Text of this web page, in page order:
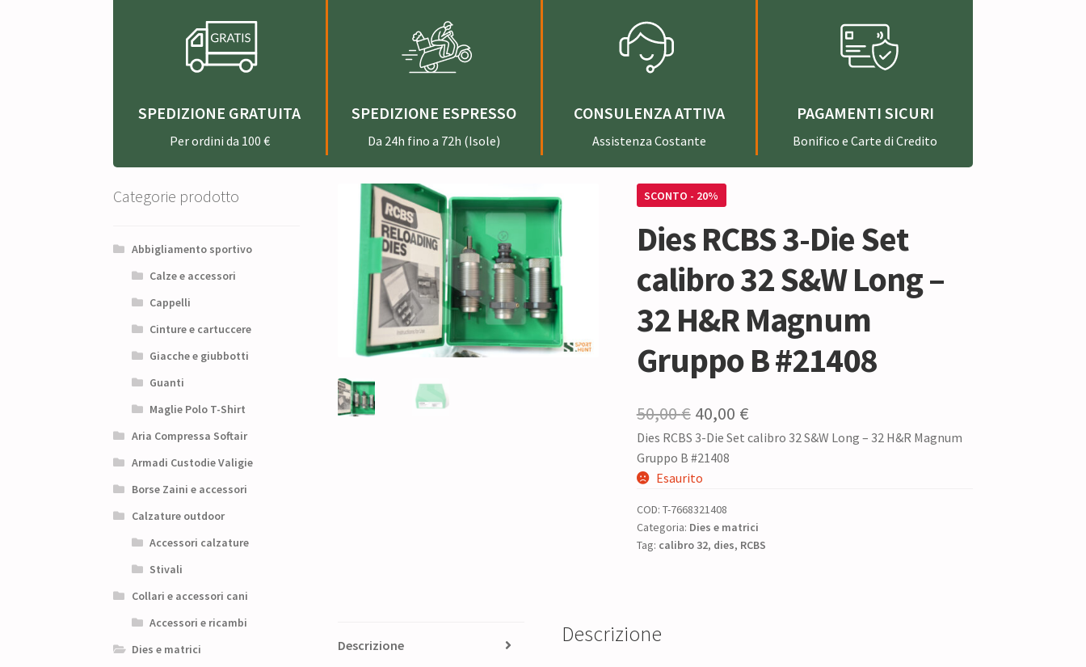
SPEDIZIONE GRATUITA
Per ordini da 100 €
SPEDIZIONE ESPRESSO
Da 24h fino a 72h (Isole)
CONSULENZA ATTIVA
Assistenza Costante
PAGAMENTI SICURI
Bonifico e Carte di Credito
SCONTO - 20%
Dies RCBS 3-Die Set
calibro 32 S&W Long –
32 H&R Magnum
Gruppo B #21408
50,00€ Il
prezzo
originale
50,00 €.
40,00 €Il
prezzo
40,00 €.
Dies RCBS 3-Die Set calibro 32 S&W Long – 32 H&R Magnum
Gruppo B #21408
Esaurito
COD: T-7668321408
Categoria: Dies e matrici
Tag: calibro 32, dies, RCBS
Descrizione Descrizione
Categorie prodotto
Abbigliamento sportivo
Calze e accessori
Cappelli
Cinture e cartuccere
Giacche e giubbotti
Guanti
Maglie Polo T-Shirt
Aria Compressa Softair
Armadi Custodie Valigie
Borse Zaini e accessori
Calzature outdoor
Accessori calzature
Stivali
Collari e accessori cani
Accessori e ricambi
Dies e matrici